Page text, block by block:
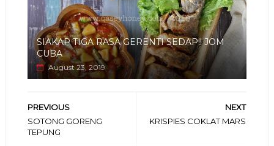
SIAKAP TIGA RASA GERENTI SEDAP!! JOM
CUBA
August 23, 2019
NEXT
KRISPIES COKLAT MARS
PREVIOUS
SOTONG GORENG
TEPUNG